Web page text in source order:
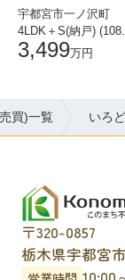
宇都宮市一ノ沢町
3,499万円
買)一覧 いろ
〒320-0857
栃木県宇都宮